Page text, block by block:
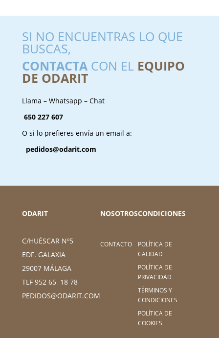
SI NO ENCUENTRAS LO QUE
BUSCAS,
CONTACTACON EL EQUIPO
DE ODARIT
Llama – Whatsapp – Chat
650 227 607
O si lo prefieres envía un email a:
pedidos@odarit.com
ODARIT
C/HUÉSCAR Nº5
EDF. GALAXIA
29007 MÁLAGA
TLF 952 65 18 78
PEDIDOS@ODARIT.COM
NOSOTROS
CONTACTO
CONDICIONES
POLÍTICA DE
CALIDAD
POLÍTICA DE
PRIVACIDAD
TÉRMINOS Y
CONDICIONES
POLÍTICA DE
COOKIES